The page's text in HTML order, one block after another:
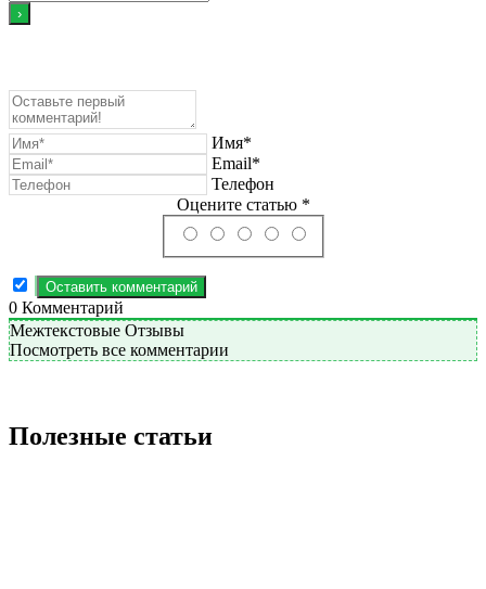
Имя*
Email*
Телефон
Оцените статью *
0 Комментарий
Межтекстовые Отзывы
Посмотреть все комментарии
Полезные статьи